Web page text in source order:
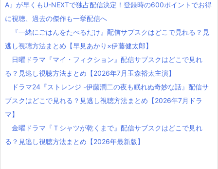
A』が早くもU-NEXTで独占配信決定！登録時の600ポイントでお得
に視聴、過去の傑作も一挙配信へ
『一緒にごはんをたべるだけ』配信サブスクはどこで見れる？見
逃し視聴方法まとめ【早見あかり×伊藤健太郎】
日曜ドラマ『マイ・フィクション』配信サブスクはどこで見れ
る？見逃し視聴方法まとめ【2026年7月玉森裕太主演】
ドラマ24『ストレンジ -伊藤潤二の夜も眠れぬ奇妙な話』配信サ
ブスクはどこで見れる？見逃し視聴方法まとめ【2026年7月ドラ
マ】
金曜ドラマ『Ｔシャツが乾くまで』配信サブスクはどこで見れ
る？見逃し視聴方法まとめ【2026年最新版】